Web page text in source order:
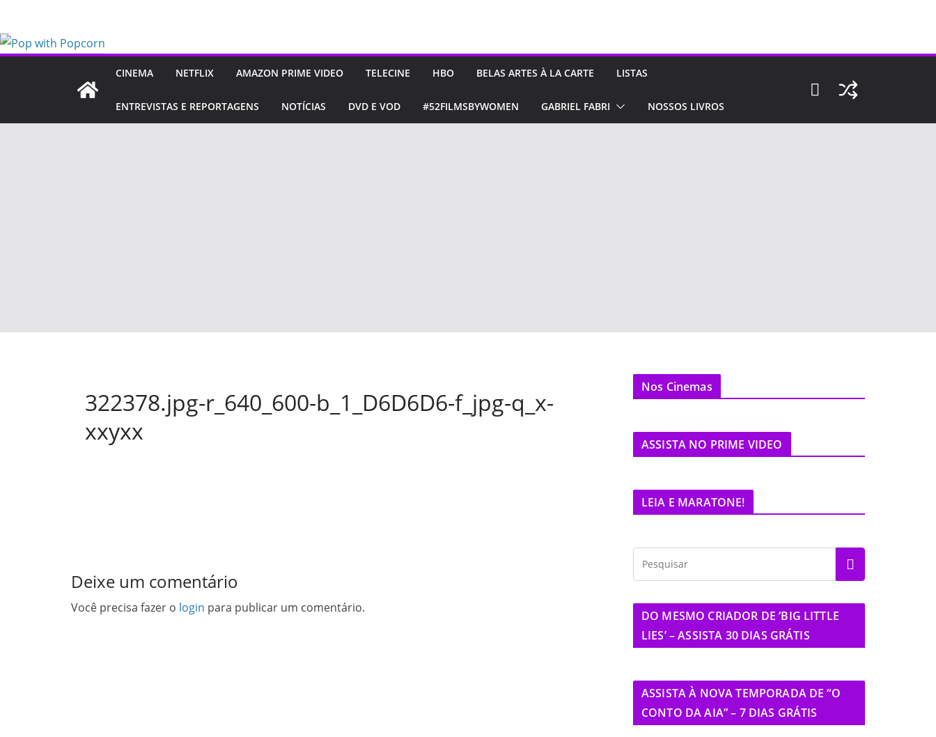
o
CINEMA NETFLIX AMAZON PRIME VIDEO TELECINE HBO BELAS ARTES À LA CARTE LISTAS
ENTREVISTAS E REPORTAGENS NOTÍCIAS DVD E VOD #52FILMSBYWOMEN GABRIEL FABRI NOSSOS LIVROS
322378.jpg-r_640_600-b_1_D6D6D6-f_jpg-q_x-
xxyxx
Deixe um comentário
Você precisa fazer o login para publicar um comentário.
Nos Cinemas
ASSISTA NO PRIME VIDEO
LEIA E MARATONE!
DO MESMO CRIADOR DE ‘BIG LITTLE
LIES’ – ASSISTA 30 DIAS GRÁTIS
ASSISTA À NOVA TEMPORADA DE “O
CONTO DA AIA” – 7 DIAS GRÁTIS